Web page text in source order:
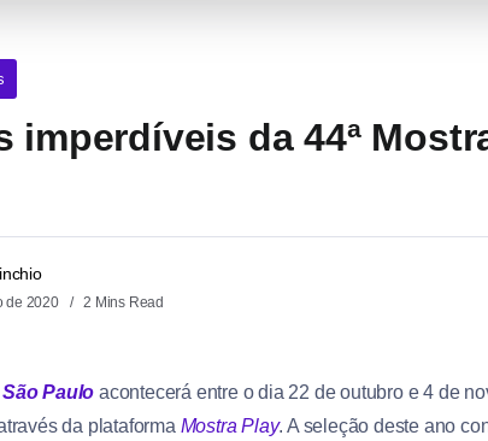
imperdíveis da 44ª
de 2020 2 Mins Read
Paulo acontecerá entre o dia 22 de outubro e 4 de
da plataforma Mostra Play. A seleção deste ano